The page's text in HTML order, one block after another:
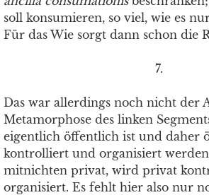
soll konsumieren, so viel, wie es
Für das Wie sorgt dann schon die
7.
Das war allerdings noch nicht der
Metamorphose des linken
eigentlich öffentlich ist und daher
kontrolliert und organisiert
mitnichten privat, wird privat
organisiert. Es fehlt hier also nur